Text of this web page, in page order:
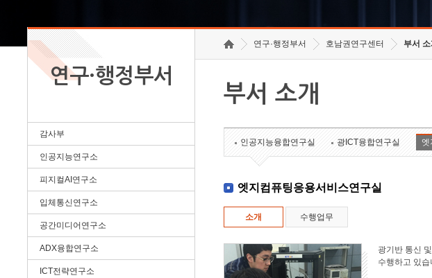
연구·행정부서
감사부
인공지능연구소
피지컬AI연구소
입체통신연구소
공간미디어연구소
ADX융합연구소
ICT전략연구소
연구·행정부서 호남권연구센터 부서 소
부서 소개
인공지능융합연구실 광ICT융합연구실 엣
엣지컴퓨팅응용서비스연구실
소개 수행업무
광기반 통신
수행하고 있습